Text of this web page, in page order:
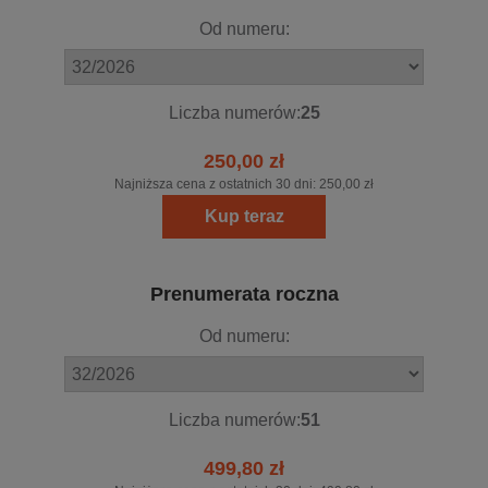
Od numeru:
Liczba numerów:25
250,00 zł
Najniższa cena z ostatnich 30 dni: 250,00 zł
Kup teraz
Prenumerata roczna
Od numeru:
Liczba numerów:51
499,80 zł